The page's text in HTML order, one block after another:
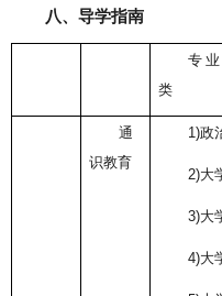
八、导学指南
专
类
通
识教育
1)政
2)大
3)大
4)大